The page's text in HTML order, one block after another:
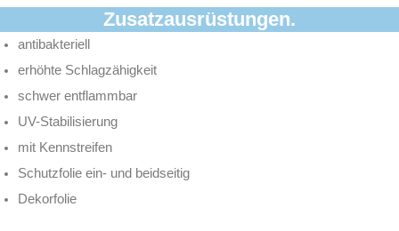
Zusatzausrüstungen.
antibakteriell
erhöhte Schlagzähigkeit
schwer entflammbar
UV-Stabilisierung
mit Kennstreifen
Schutzfolie ein- und beidseitig
Dekorfolie